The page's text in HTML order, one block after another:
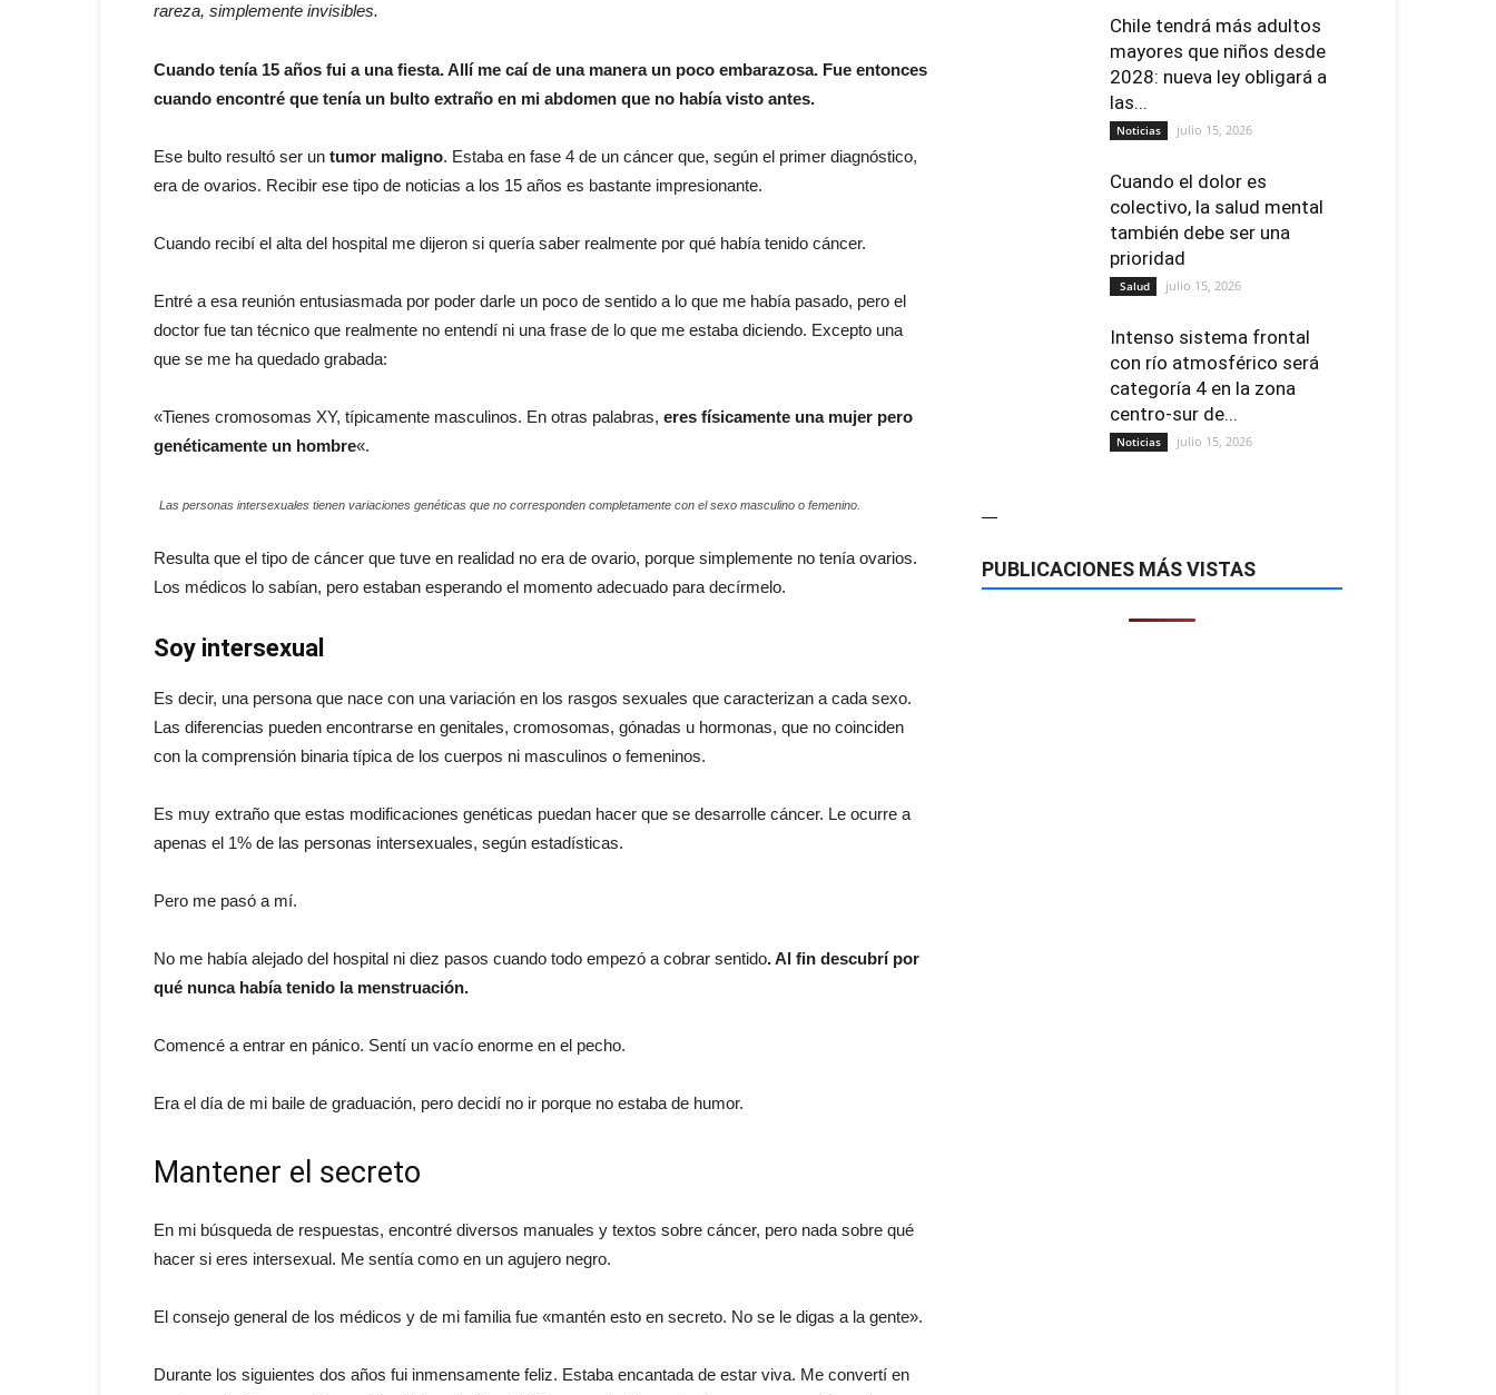
rareza, simplemente invisibles.
Cuando tenía 15 años fui a una fiesta. Allí me caí de una manera un poco embarazosa. Fue entonces
cuando encontré que tenía un bulto extraño en mi abdomen que no había visto antes.
Ese bulto resultó ser un tumor maligno. Estaba en fase 4 de un cáncer que, según el primer diagnóstico,
era de ovarios. Recibir ese tipo de noticias a los 15 años es bastante impresionante.
Cuando recibí el alta del hospital me dijeron si quería saber realmente por qué había tenido cáncer.
Entré a esa reunión entusiasmada por poder darle un poco de sentido a lo que me había pasado, pero el
doctor fue tan técnico que realmente no entendí ni una frase de lo que me estaba diciendo. Excepto una
que se me ha quedado grabada:
«Tienes cromosomas XY, típicamente masculinos. En otras palabras, eres físicamente una mujer pero
genéticamente un hombre«.
Las personas intersexuales tienen variaciones genéticas que no corresponden completamente con el sexo masculino o femenino.
Resulta que el tipo de cáncer que tuve en realidad no era de ovario, porque simplemente no tenía ovarios.
Los médicos lo sabían, pero estaban esperando el momento adecuado para decírmelo.
Soy intersexual
Es decir, una persona que nace con una variación en los rasgos sexuales que caracterizan a cada sexo.
Las diferencias pueden encontrarse en genitales, cromosomas, gónadas u hormonas, que no coinciden
con la comprensión binaria típica de los cuerpos ni masculinos o femeninos.
Es muy extraño que estas modificaciones genéticas puedan hacer que se desarrolle cáncer. Le ocurre a
apenas el 1% de las personas intersexuales, según estadísticas.
Pero me pasó a mí.
No me había alejado del hospital ni diez pasos cuando todo empezó a cobrar sentido. Al fin descubrí por
qué nunca había tenido la menstruación.
Comencé a entrar en pánico. Sentí un vacío enorme en el pecho.
Era el día de mi baile de graduación, pero decidí no ir porque no estaba de humor.
Mantener el secreto
En mi búsqueda de respuestas, encontré diversos manuales y textos sobre cáncer, pero nada sobre qué
hacer si eres intersexual. Me sentía como en un agujero negro.
El consejo general de los médicos y de mi familia fue «mantén esto en secreto. No se le digas a la gente».
Durante los siguientes dos años fui inmensamente feliz. Estaba encantada de estar viva. Me convertí en
Chile tendrá más adultos
mayores que niños desde
2028: nueva ley obligará a
las...
Noticias julio 15, 2026
Cuando el dolor es
colectivo, la salud mental
también debe ser una
prioridad
Salud julio 15, 2026
Intenso sistema frontal
con río atmosférico será
categoría 4 en la zona
centro-sur de...
Noticias julio 15, 2026
—
PUBLICACIONES MÁS VISTAS